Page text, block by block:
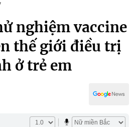
nghiệm vaccine
thế giới điều trị
ở trẻ em